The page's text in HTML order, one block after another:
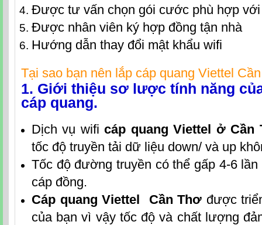
Được tư vấn chọn gói cước phù hợp
Được nhân viên ký hợp đồng tận nhà
Hướng dẫn thay đổi mật khẩu wifi
Tại sao bạn nên lắp cáp quang Viettel
1. Giới thiệu sơ lược tính năng
cáp quang.
Dịch vụ wificáp quang Viettel ở Cần
tốc độ truyền tải dữ liệu down/ và up
Tốc độ đường truyền có thể gấp 4-6
cáp đồng.
Cáp quang Viettel Cần Thơ được
của bạn vì vậy tốc độ và chất lượng